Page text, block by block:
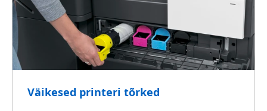
Väikesed printeri tõrked